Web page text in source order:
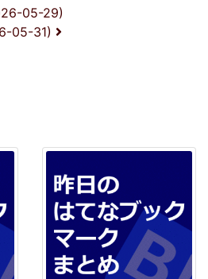
ション
05-29)
05-31)